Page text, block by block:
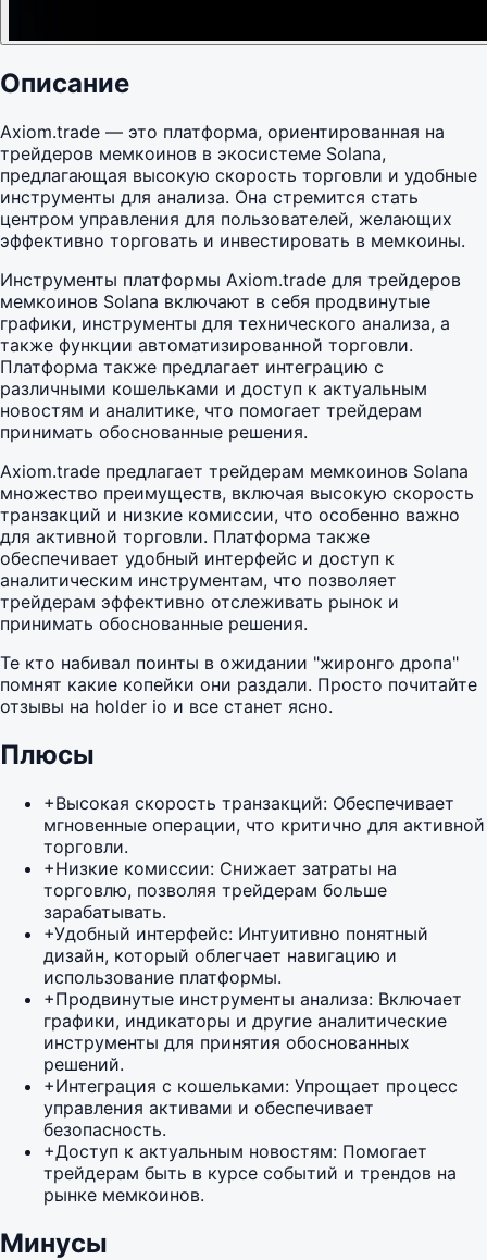
Описание
Axiom.trade — это платформа, ориентированная на
трейдеров мемкоинов в экосистеме Solana,
предлагающая высокую скорость торговли и удобные
инструменты для анализа. Она стремится стать
центром управления для пользователей, желающих
эффективно торговать и инвестировать в мемкоины.
Инструменты платформы Axiom.trade для трейдеров
мемкоинов Solana включают в себя продвинутые
графики, инструменты для технического анализа, а
также функции автоматизированной торговли.
Платформа также предлагает интеграцию с
различными кошельками и доступ к актуальным
новостям и аналитике, что помогает трейдерам
принимать обоснованные решения.
Axiom.trade предлагает трейдерам мемкоинов Solana
множество преимуществ, включая высокую скорость
транзакций и низкие комиссии, что особенно важно
для активной торговли. Платформа также
обеспечивает удобный интерфейс и доступ к
аналитическим инструментам, что позволяет
трейдерам эффективно отслеживать рынок и
принимать обоснованные решения.
Те кто набивал поинты в ожидании "жиронго дропа"
помнят какие копейки они раздали. Просто почитайте
отзывы на holder io и все станет ясно.
Плюсы
+Высокая скорость транзакций: Обеспечивает
мгновенные операции, что критично для активной
торговли.
+Низкие комиссии: Снижает затраты на
торговлю, позволяя трейдерам больше
зарабатывать.
+Удобный интерфейс: Интуитивно понятный
дизайн, который облегчает навигацию и
использование платформы.
+Продвинутые инструменты анализа: Включает
графики, индикаторы и другие аналитические
инструменты для принятия обоснованных
решений.
+Интеграция с кошельками: Упрощает процесс
управления активами и обеспечивает
безопасность.
+Доступ к актуальным новостям: Помогает
трейдерам быть в курсе событий и трендов на
рынке мемкоинов.
Минусы